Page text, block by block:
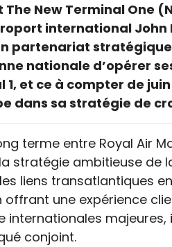
The New Terminal One
international John
partenariat
nationale d’opérer
1, et ce à compter de
dans sa stratégie de
terme entre Royal Air
stratégie ambitieuse de
liens transatlantiques
une expérience
internationales
conjoint.